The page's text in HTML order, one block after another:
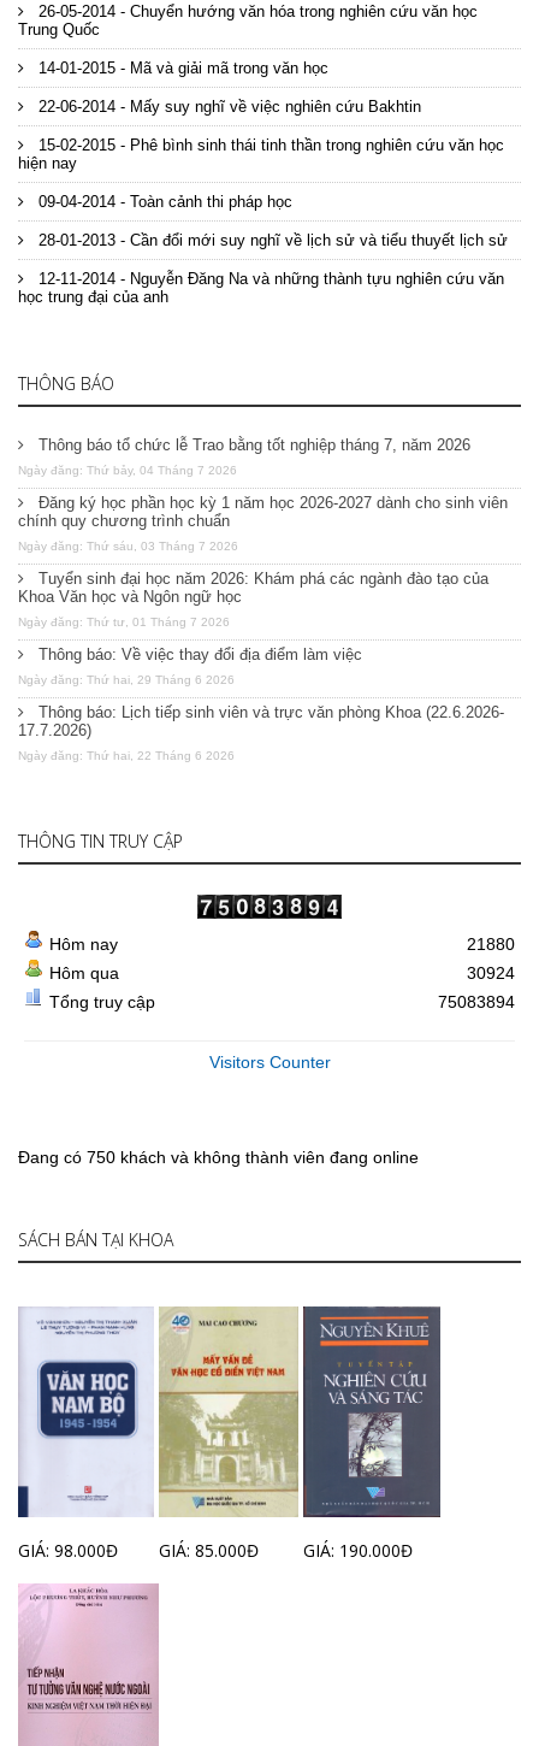
26-05-2014 - Chuyển hướng văn hóa trong nghiên cứu văn học
Trung Quốc
14-01-2015 - Mã và giải mã trong văn học
22-06-2014 - Mấy suy nghĩ về việc nghiên cứu Bakhtin
15-02-2015 - Phê bình sinh thái tinh thần trong nghiên cứu văn học
hiện nay
09-04-2014 - Toàn cảnh thi pháp học
28-01-2013 - Cần đổi mới suy nghĩ về lịch sử và tiểu thuyết lịch sử
12-11-2014 - Nguyễn Đăng Na và những thành tựu nghiên cứu văn
học trung đại của anh
THÔNG BÁO
Thông báo tổ chức lễ Trao bằng tốt nghiệp tháng 7, năm 2026
Ngày đăng: Thứ bảy, 04 Tháng 7 2026
Đăng ký học phần học kỳ 1 năm học 2026-2027 dành cho sinh viên
chính quy chương trình chuẩn
Ngày đăng: Thứ sáu, 03 Tháng 7 2026
Tuyển sinh đại học năm 2026: Khám phá các ngành đào tạo của
Khoa Văn học và Ngôn ngữ học
Ngày đăng: Thứ tư, 01 Tháng 7 2026
Thông báo: Về việc thay đổi địa điểm làm việc
Ngày đăng: Thứ hai, 29 Tháng 6 2026
Thông báo: Lịch tiếp sinh viên và trực văn phòng Khoa (22.6.2026-
17.7.2026)
Ngày đăng: Thứ hai, 22 Tháng 6 2026
THÔNG TIN TRUY CẬP
Hôm nay
Hôm qua
Tổng truy cập
21880
30924
75083894
Visitors Counter
Đang có 750 khách và không thành viên đang online
SÁCH BÁN TẠI KHOA
GIÁ: 98.000Đ GIÁ: 85.000Đ GIÁ: 190.000Đ